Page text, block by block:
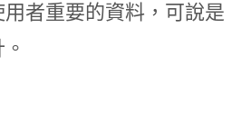
者重要的資料，可說是